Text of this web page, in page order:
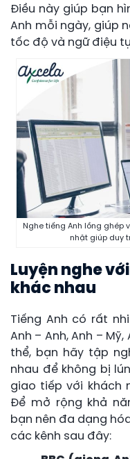
Điều này giúp bạn
Anh mỗi ngày, giúp
tốc độ và ngữ điệu
Nghe tiếng Anh lồng ghép
nhật giúp duy
Luyện nghe
khác nhau
Tiếng Anh có rất
Anh – Anh, Anh – Mỹ,
thể, bạn hãy tập
nhau để không bị
giao tiếp với khách
Để mở rộng khả
bạn nên đa dạng
các kênh sau đây: